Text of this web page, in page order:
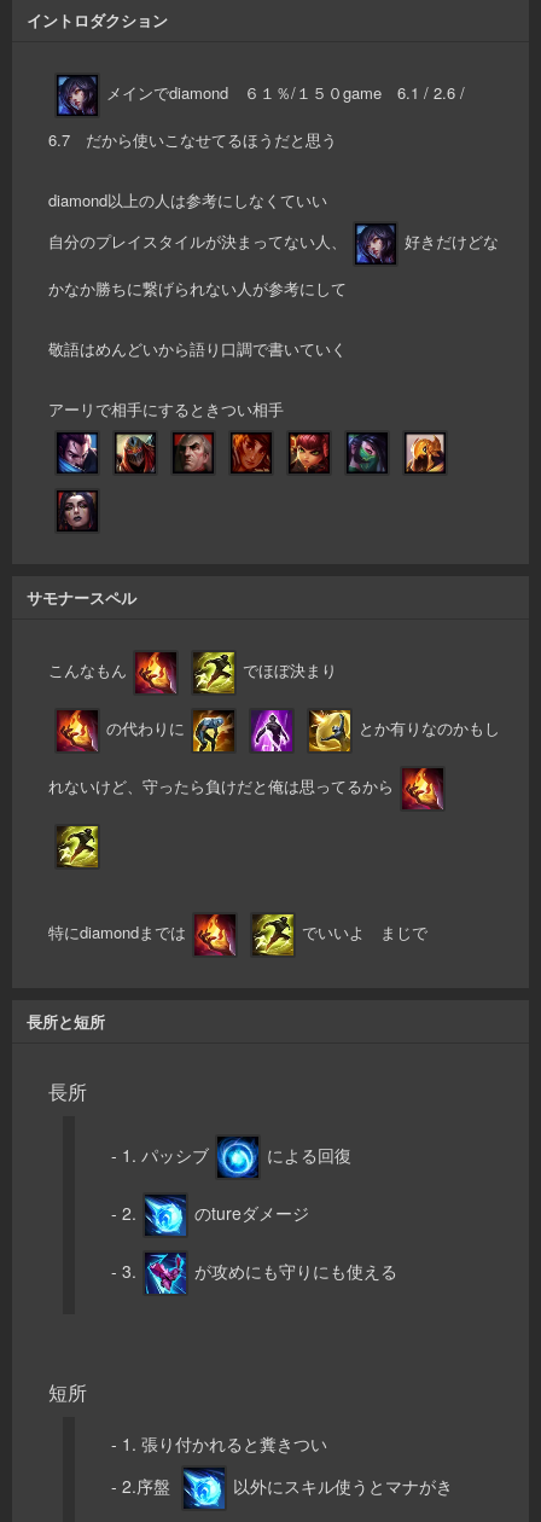
イントロダクション
メインでdiamond ６１％/１５０game 6.1 / 2.6 /
6.7 だから使いこなせてるほうだと思う
diamond以上の人は参考にしなくていい
自分のプレイスタイルが決まってない人、
好きだけどな
かなか勝ちに繋げられない人が参考にして
敬語はめんどいから語り口調で書いていく
アーリで相手にするときつい相手
サモナースペル
こんなもん でほぼ決まり
の代わりに とか有りなのかもし
れないけど、守ったら負けだと俺は思ってるから
特にdiamondまでは でいいよ まじで
長所と短所
長所
- 1. パッシブ による回復
- 2. のtureダメージ
- 3. が攻めにも守りにも使える
短所
- 1. 張り付かれると糞きつい
- 2.序盤
以外にスキル使うとマナがき